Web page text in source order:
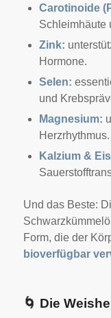
Carotinoide
Schleimhäute
Zink:
Hormone.
Selen:
und
Magnesium:
Herzrhythmus.
Kalzium &
Und das Beste:
Schwarzkümmelöl
Form, die der
bioverfügbar
🌀 Die